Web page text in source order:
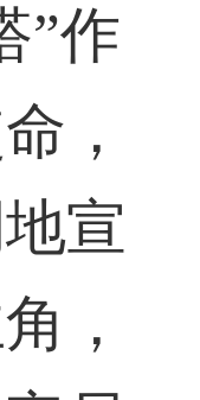
”作
，
宣
，